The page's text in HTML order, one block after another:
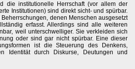
die institutionelle Herrschaft (vor allem der
Institutionen) sind direkt sicht- und spürbar.
denen Menschen ausgesetzt
erfasst. Allerdings sind alle weiteren
weil unterschwelliger. Sie verkleiden sich
oder sind gar nicht spürbar. Eine dieser
ist die Steuerung des Denkens,
Identität durch Diskurse, Deutungen und